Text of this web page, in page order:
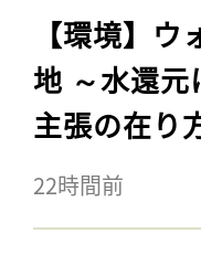
【環境】
地 ～水還
主張の在り
22時間前